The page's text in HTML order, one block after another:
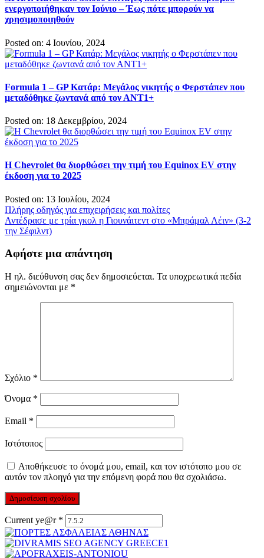
ενεργοποιήθηκαν τον Ιούνιο – Έως πότε μπορούν να
χρησιμοποιηθούν
Posted on: 4 Ιουνίου, 2024
Formula 1 – GP Κατάρ: Μεγάλος νικητής ο Φερστάπεν που
μεταδόθηκε ζωντανά από τον ΑΝΤ1+
Posted on: 18 Δεκεμβρίου, 2024
Η Chevrolet θα διορθώσει την τιμή του Equinox EV στην
έκδοση για το 2025
Posted on: 13 Ιουλίου, 2024
Πλοήγηση
άρθρων
Πλήρης οδηγός για επιχειρήσεις και πολίτες
Αντέδρασε με τρία γκολ η Γιουνάιτεντ στο «Μπράμαλ Λέιν» (3-2
την Σέφιλντ)
Αφήστε μια απάντηση
Η ηλ. διεύθυνση σας δεν δημοσιεύεται. Τα υποχρεωτικά πεδία
σημειώνονται με *
Σχόλιο *
Όνομα *
Email *
Ιστότοπος
Αποθήκευσε το όνομά μου, email, και τον ιστότοπο μου σε
αυτόν τον πλοηγό για την επόμενη φορά που θα σχολιάσω.
Current ye@r *